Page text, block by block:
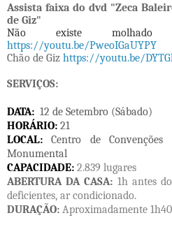
Assistafaixa do dvd "Zeca
de Giz"
Não existe
https://youtu.be/PweoIGaUYPY
Chão de Giz https://youtu.be/
SERVIÇOS:
DATA: 12 de Setembro (Sábado)
HORÁRIO: 21
LOCAL:
Centro de
Monumental
CAPACIDADE: 2.839 lugares
ABERTURA DA CASA: 1h antes
deficientes, ar condicionado.
DURAÇÃO: Aproximadamente